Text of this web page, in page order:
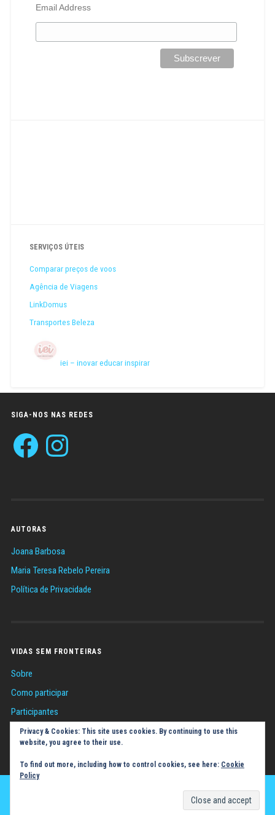
Email Address
SERVIÇOS ÚTEIS
Comparar preços de voos
Agência de Viagens
LinkDomus
Transportes Beleza
iei – inovar educar inspirar
SIGA-NOS NAS REDES
Facebook Instagram
AUTORAS
Joana Barbosa
Maria Teresa Rebelo Pereira
Política de Privacidade
VIDAS SEM FRONTEIRAS
Sobre
Como participar
Participantes
Sugestões
Política de Cookies (UE)
Privacy & Cookies: This site uses cookies. By continuing to use this
website, you agree to their use.
To find out more, including how to control cookies, see here: Cookie
Policy